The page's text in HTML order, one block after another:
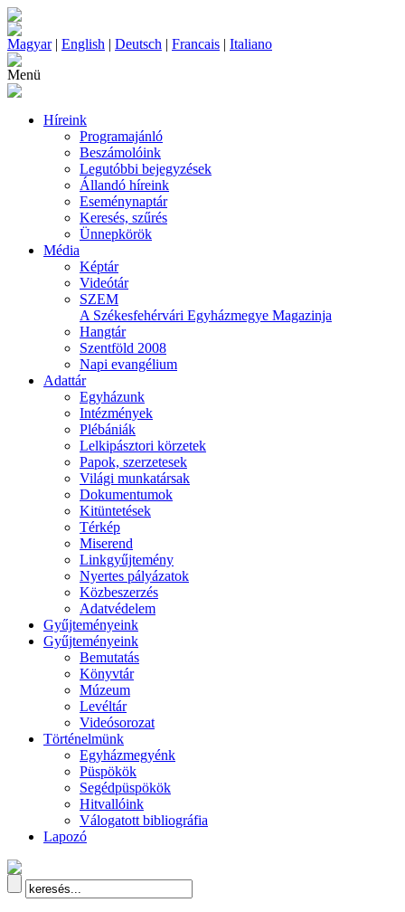
Magyar| English | Deutsch | Francais | Italiano
Menü
Híreink
Programajánló
Beszámolóink
Legutóbbi bejegyzések
Állandó híreink
Eseménynaptár
Keresés, szűrés
Ünnepkörök
Média
Képtár
Videótár
SZEM
A Székesfehérvári Egyházmegye Magazinja
Hangtár
Szentföld 2008
Napi evangélium
Adattár
Egyházunk
Intézmények
Plébániák
Lelkipásztori körzetek
Papok, szerzetesek
Világi munkatársak
Dokumentumok
Kitüntetések
Térkép
Miserend
Linkgyűjtemény
Nyertes pályázatok
Közbeszerzés
Adatvédelem
Gyűjteményeink
Gyűjteményeink
Bemutatás
Könyvtár
Múzeum
Levéltár
Videósorozat
Történelmünk
Egyházmegyénk
Püspökök
Segédpüspökök
Hitvallóink
Válogatott bibliográfia
Lapozó